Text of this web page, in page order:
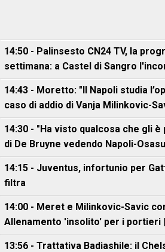
14:50 - Palinsesto CN24 TV, la
settimana: a Castel di Sangro
14:43 - Moretto: "Il Napoli studia
caso di addio di Vanja Milinkovic-
14:30 - "Ha visto qualcosa che gli
di De Bruyne vedendo Napoli-
14:15 - Juventus, infortunio per
filtra
14:00 - Meret e Milinkovic-Savic
Allenamento 'insolito' per i portieri |
13:56 - Trattativa Badiashile: il